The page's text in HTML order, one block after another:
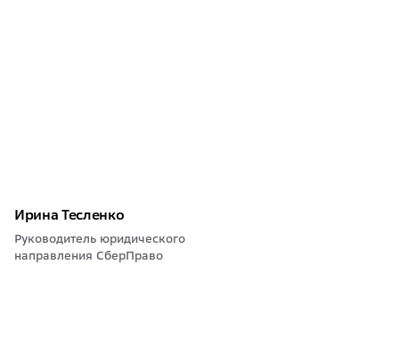
Ирина Тесленко
Руководитель юридического
направления СберПраво